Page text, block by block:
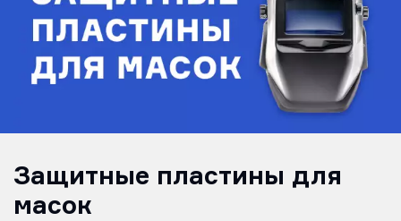
Защитные пластины для
масок